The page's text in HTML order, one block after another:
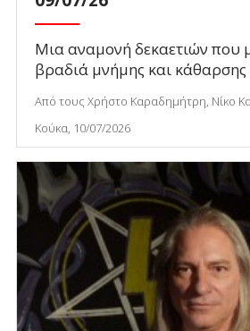
Μια αναμονή δεκαετιών που
βραδιά μνήμης και κάθαρσης
Από τους Χρήστο Καραδημήτρη, Νίκο
Κούκα, 10/07/2026